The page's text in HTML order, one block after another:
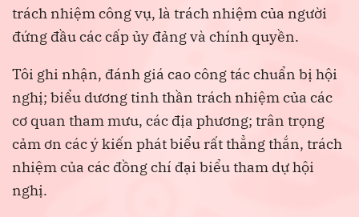
trách nhiệm công vụ, là trách nhiệm của người
đứng đầu các cấp ủy đảng và chính quyền.
Tôi ghi nhận, đánh giá cao công tác chuẩn bị hội
nghị; biểu dương tinh thần trách nhiệm của các
cơ quan tham mưu, các địa phương; trân trọng
cảm ơn các ý kiến phát biểu rất thẳng thắn, trách
nhiệm của các đồng chí đại biểu tham dự hội
nghị.